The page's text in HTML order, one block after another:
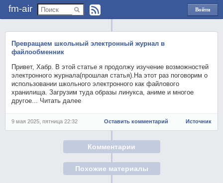
fm-air
Войти
через
Превращаем школьный электронный журнал в
файлообменник
Привет, Хабр. В этой статье я продолжу изучение возможностей
электронного журнала(прошлая статья).На этот раз поговорим о
использовании школьного электронного как файлового
хранилища. Загрузим туда образы линукса, аниме и многое
другое... Читать далее
9 мая 2025, пятница 22:32 Оставить комментарий Источник
Комментарии
Похожие материалы